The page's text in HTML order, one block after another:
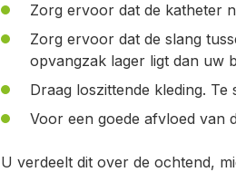
Zorg ervoor dat de katheter
Zorg ervoor dat de slang
opvangzak lager ligt dan uw
Draag loszittende kleding.
Voor een goede afvloed van
U verdeelt dit over de ochtend,